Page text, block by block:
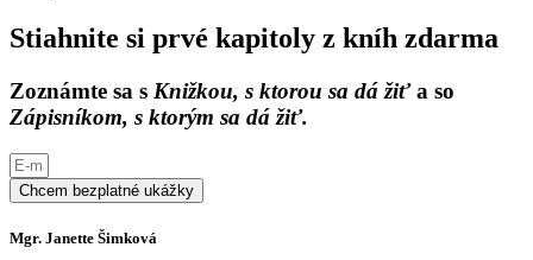
Stiahnite si prvé kapitoly z kníh zdarma
Zoznámte sa s Knižkou, s ktorou sa dá žiťa so
Zápisníkom, s ktorým sa dá žiť.
Chcem bezplatné ukážky
Mgr. Janette Šimková